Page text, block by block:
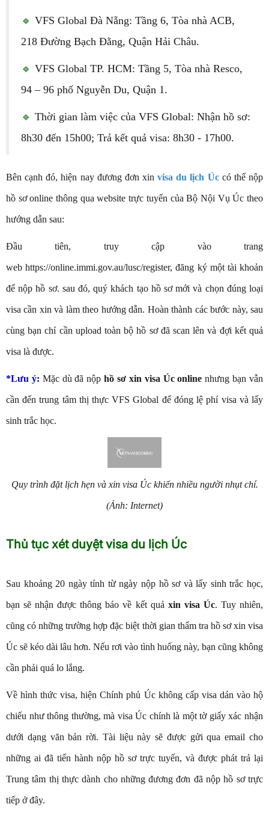
🔹 VFS Global Đà Nẵng: Tầng 6, Tòa nhà ACB,
218 Đường Bạch Đằng, Quận Hải Châu.
🔹 VFS Global TP. HCM: Tầng 5, Tòa nhà Resco,
94 – 96 phố Nguyễn Du, Quận 1.
🔹 Thời gian làm việc của VFS Global: Nhận hồ sơ:
8h30 đến 15h00; Trả kết quả visa: 8h30 - 17h00.
Bên cạnh đó, hiện nay đương đơn xinvisa du lịch Úccó thể nộp
hồ sơ online thông qua website trực tuyến của Bộ Nội Vụ Úc theo
hướng dẫn sau:
Đầu tiên, truy cập vào trang
web https://online.immi.gov.au/lusc/register, đăng ký một tài khoản
để nộp hồ sơ. sau đó, quý khách tạo hồ sơ mới và chọn đúng loại
visa cần xin và làm theo hướng dẫn. Hoàn thành các bước này, sau
cùng bạn chỉ cần upload toàn bộ hồ sơ đã scan lên và đợi kết quả
visa là được.
*Lưu ý: Mặc dù đã nộphồ sơ xin visa Úc online nhưng bạn vẫn
cần đến trung tâm thị thực VFS Global để đóng lệ phí visa và lấy
sinh trắc học.
Quy trình đặt lịch hẹn và xin visa Úc khiến nhiều người nhụt chí.
(Ảnh: Internet)
Thủ tục xét duyệt visa du lịch Úc
Sau khoảng 20 ngày tính từ ngày nộp hồ sơ và lấy sinh trắc học,
bạn sẽ nhận được thông báo về kết quả xin visa Úc. Tuy nhiên,
cũng có những trường hợp đặc biệt thời gian thẩm tra hồ sơ xin visa
Úc sẽ kéo dài lâu hơn. Nếu rơi vào tình huống này, bạn cũng không
cần phải quá lo lắng.
Về hình thức visa, hiện Chính phủ Úc không cấp visa dán vào hộ
chiếu như thông thường, mà visa Úc chính là một tờ giấy xác nhận
dưới dạng văn bản rời. Tài liệu này sẽ được gửi qua email cho
những ai đã tiến hành nộp hồ sơ trực tuyến, và được phát trả lại
Trung tâm thị thực dành cho những đương đơn đã nộp hồ sơ trực
tiếp ở đây.